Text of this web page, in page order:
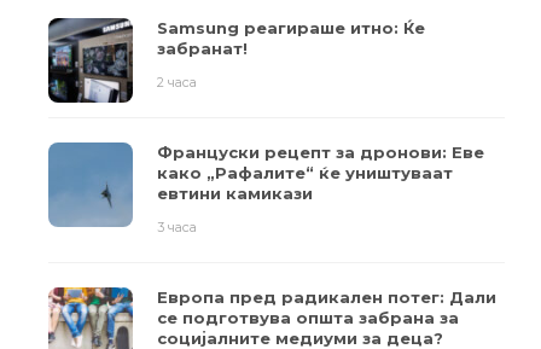
Samsung реагираше итно: Ќе
забранат!
2 часа
Француски рецепт за дронови: Еве
како „Рафалите“ ќе уништуваат
евтини камикази
3 часа
Европа пред радикален потег: Дали
се подготвува општа забрана за
социјалните медиуми за деца?